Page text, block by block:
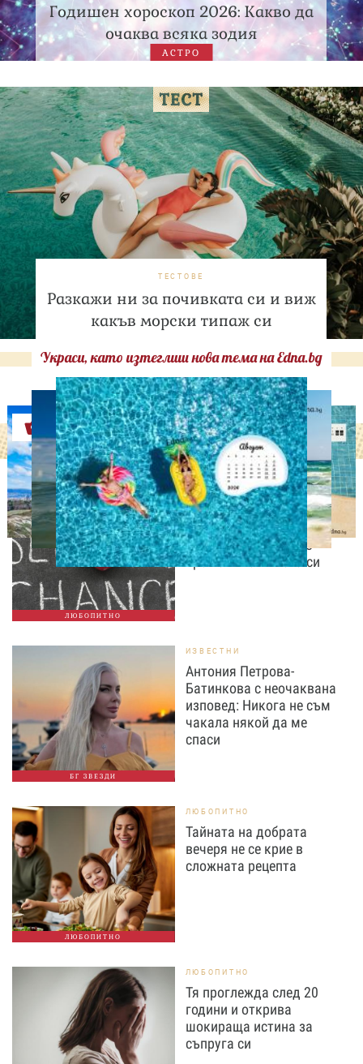
Годишен хороскоп 2026: Какво да
очаква всяка зодия
АСТРО
ТЕСТОВЕ
Разкажи ни за почивката си и виж
какъв морски типаж си
Украси, като изтеглиш нова тема на Edna.bg
Оферти
ЛЮБОПИТНО
ЛЮБОПИТНО
Август е месецът на
вторите шансове: Защо
точно сега най-често
променяме живота си
БГ ЗВЕЗДИ
ИЗВЕСТНИ
Антония Петрова-
Батинкова с неочаквана
изповед: Никога не съм
чакала някой да ме
спаси
ЛЮБОПИТНО
ЛЮБОПИТНО
Тайната на добрата
вечеря не се крие в
сложната рецепта
ЛЮБОПИТНО
Тя проглежда след 20
години и открива
шокираща истина за
съпруга си